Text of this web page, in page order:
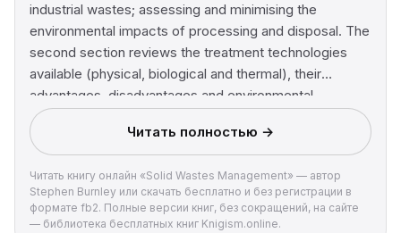
industrial wastes; assessing and minimising the
environmental impacts of processing and disposal. The
second section reviews the treatment technologies
available (physical, biological and thermal), their
advantages, disadvantages and environmental
performance. The third section considers the
environmental and health impacts of the technologies
and reviews the use of models to predict landfill
leachate, gas formation and pollution dispersion. The
fourth section is on the human health impact of waste
management and draws on the previous sections,
Читать полностью →
Читать книгу онлайн «Solid Wastes Management» — автор
Stephen Burnley или скачать бесплатно и без регистрации в
формате fb2. Полные версии книг, без сокращений, на сайте
— библиотека бесплатных книг Knigism.online.